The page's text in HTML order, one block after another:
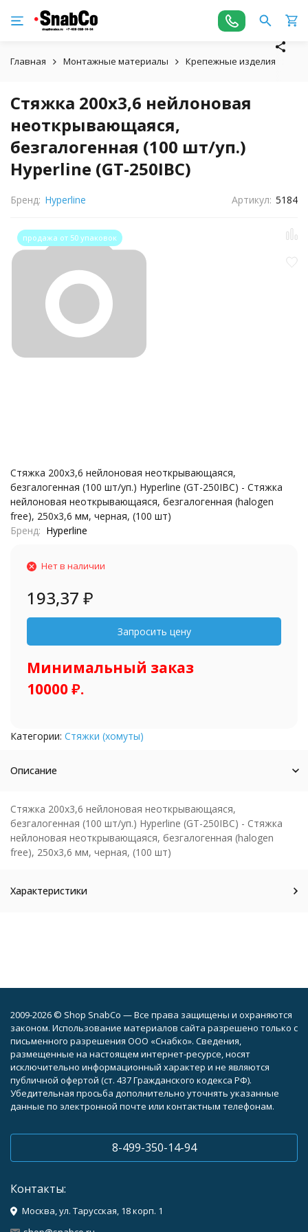
Главная Монтажные материалы Крепежные изделия
Стяжка 200x3,6 нейлоновая
неоткрывающаяся,
безгалогенная (100 шт/уп.)
Hyperline (GT-250IBC)
Бренд: Hyperline Артикул: 5184
продажа от 50 упаковок
Стяжка 200x3,6 нейлоновая неоткрывающаяся,
безгалогенная (100 шт/уп.) Hyperline (GT-250IBC) - Стяжка
нейлоновая неоткрывающаяся, безгалогенная (halogen
free), 250x3,6 мм, черная, (100 шт)
Бренд
Hyperline
Нет в наличии
193,37 ₽
Минимальный заказ
10000 ₽.
Категории: Стяжки (хомуты)
Описание
Стяжка 200x3,6 нейлоновая неоткрывающаяся,
безгалогенная (100 шт/уп.) Hyperline (GT-250IBC) - Стяжка
нейлоновая неоткрывающаяся, безгалогенная (halogen
free), 250x3,6 мм, черная, (100 шт)
Характеристики
2009-2026 © Shop SnabCo — Все права защищены и охраняются
законом. Использование материалов сайта разрешено только с
письменного разрешения ООО «Снабко». Сведения,
размещенные на настоящем интернет-ресурсе, носят
исключительно информационный характер и не являются
публичной офертой (ст. 437 Гражданского кодекса РФ).
Убедительная просьба дополнительно уточнять указанные
данные по электронной почте или контактным телефонам.
8-499-350-14-94
Контакты:
Москва, ул. Тарусская, 18 корп. 1